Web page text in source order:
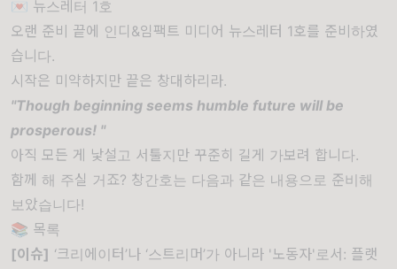
💌 뉴스레터 1호
오랜 준비 끝에 인디&임팩트 미디어 뉴스레터 1호를 준비하였
습니다.
시작은 미약하지만 끝은 창대하리라.
"Though beginning seems humble future will be
prosperous! "
아직 모든 게 낯설고 서툴지만 꾸준히 길게 가보려 합니다.
함께 해 주실 거죠? 창간호는 다음과 같은 내용으로 준비해
보았습니다!
📚 목록
[이슈] ‘크리에이터’나 ‘스트리머’가 아니라 '노동자'로서: 플랫